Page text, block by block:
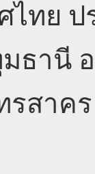
ไทย
มธานี
สาค